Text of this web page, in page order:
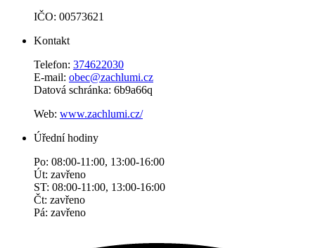
IČO: 00573621
Kontakt
Telefon: 374622030
E-mail: obec@zachlumi.cz
Datová schránka: 6b9a66q
Web: www.zachlumi.cz/
Úřední hodiny
Po: 08:00-11:00, 13:00-16:00
Út: zavřeno
ST: 08:00-11:00, 13:00-16:00
Čt: zavřeno
Pá: zavřeno